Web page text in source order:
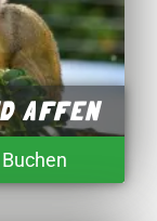
AFFEN
Buchen